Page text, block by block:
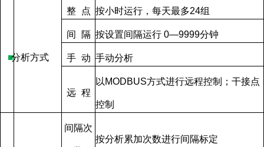
■分析方式
整 点 按小时运行，每天最多24组
间 隔 按设置间隔运行 0—9999分钟
手 动 手动分析
远 程
以 MODBUS方式进行远程控制；干接点
控制
间隔次
按分析累加次数进行间隔标定